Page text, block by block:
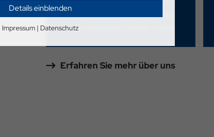
Details einblenden
Impressum | Datenschutz
Erfahrene Mitarbeiter mit
technischem Know-How
Erfahren Sie mehr über uns